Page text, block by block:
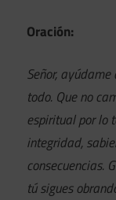
Oración:
Señor,
todo. Que no
espiritual por lo
integridad,
consecuencias.
tú sigues